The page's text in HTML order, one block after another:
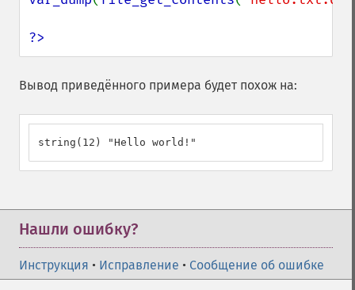
?>
Вывод приведённого примера будет похож на:
string(12) "Hello world!"
Нашли ошибку?
Инструкция • Исправление • Сообщение об ошибке